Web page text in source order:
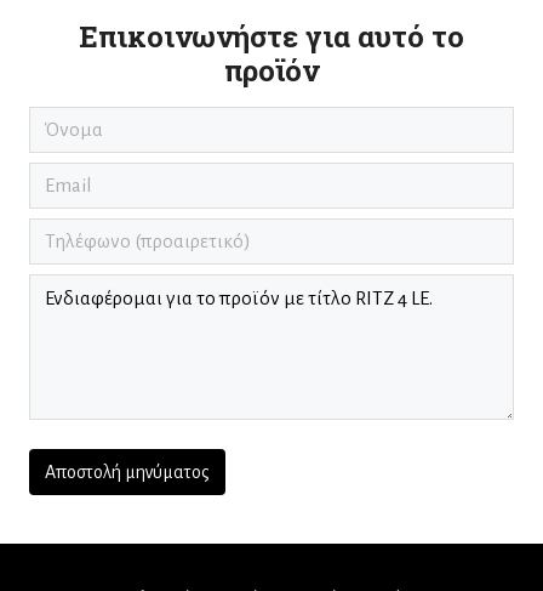
Επικοινωνήστε για αυτό το
προϊόν